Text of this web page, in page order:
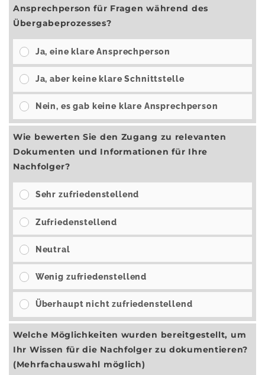
Ansprechperson für Fragen während des
Übergabeprozesses?
Ja, eine klare Ansprechperson
Ja, aber keine klare Schnittstelle
Nein, es gab keine klare Ansprechperson
Wie bewerten Sie den Zugang zu relevanten
Dokumenten und Informationen für Ihre
Nachfolger?
Sehr zufriedenstellend
Zufriedenstellend
Neutral
Wenig zufriedenstellend
Überhaupt nicht zufriedenstellend
Welche Möglichkeiten wurden bereitgestellt, um
Ihr Wissen für die Nachfolger zu dokumentieren?
(Mehrfachauswahl möglich)